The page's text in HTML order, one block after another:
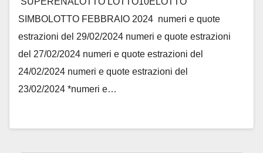
SIMBOLOTTO FEBBRAIO 2024 numeri e quote
estrazioni del 29/02/2024 numeri e quote estrazioni
del 27/02/2024 numeri e quote estrazioni del
24/02/2024 numeri e quote estrazioni del
23/02/2024 *numeri e…